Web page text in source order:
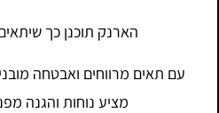
הארנק תוכנן כך
מציע נוחות והגנה